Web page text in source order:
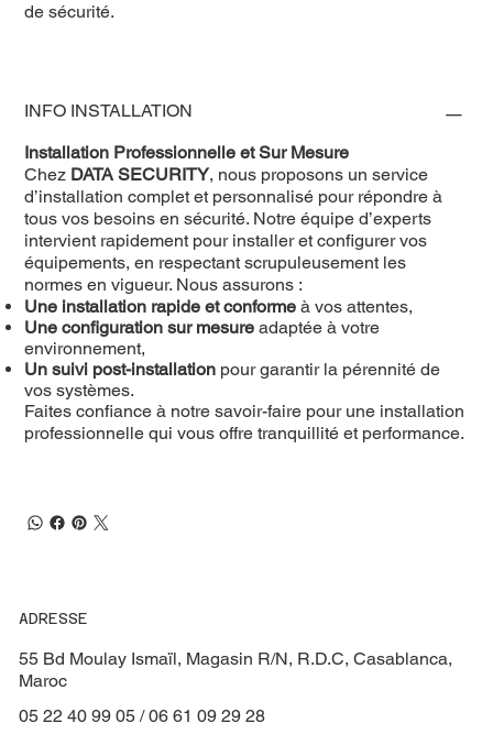
de sécurité.
INFO INSTALLATION
Installation Professionnelle et Sur Mesure
Chez DATA SECURITY, nous proposons un service
d’installation complet et personnalisé pour répondre à
tous vos besoins en sécurité. Notre équipe d’experts
intervient rapidement pour installer et configurer vos
équipements, en respectant scrupuleusement les
normes en vigueur. Nous assurons :
Une installation rapide et conforme à vos attentes,
Une configuration sur mesure adaptée à votre
environnement,
Un suivi post-installation pour garantir la pérennité de
vos systèmes.
Faites confiance à notre savoir-faire pour une installation
professionnelle qui vous offre tranquillité et performance.
ADRESSE
55 Bd Moulay Ismaïl, Magasin R/N, R.D.C, Casablanca,
Maroc
05 22 40 99 05 / 06 61 09 29 28